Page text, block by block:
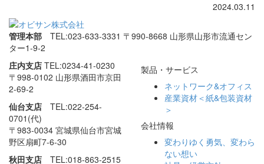
2024.03.11
管理本部 TEL:023-633-3331 〒990-8668 山形県山形市流通セン
ター1-9-2
庄内支店 TEL:0234-41-0230
〒998-0102 山形県酒田市京田
2-69-2
仙台支店 TEL:022-254-
0701(代)
〒983-0034 宮城県仙台市宮城
野区扇町7-6-30
秋田支店 TEL:018-863-2515
製品・サービス
ネットワーク&オフィス
産業資材＜紙&包装資材
＞
会社情報
変わりゆく勇気、 変わら
ない想い